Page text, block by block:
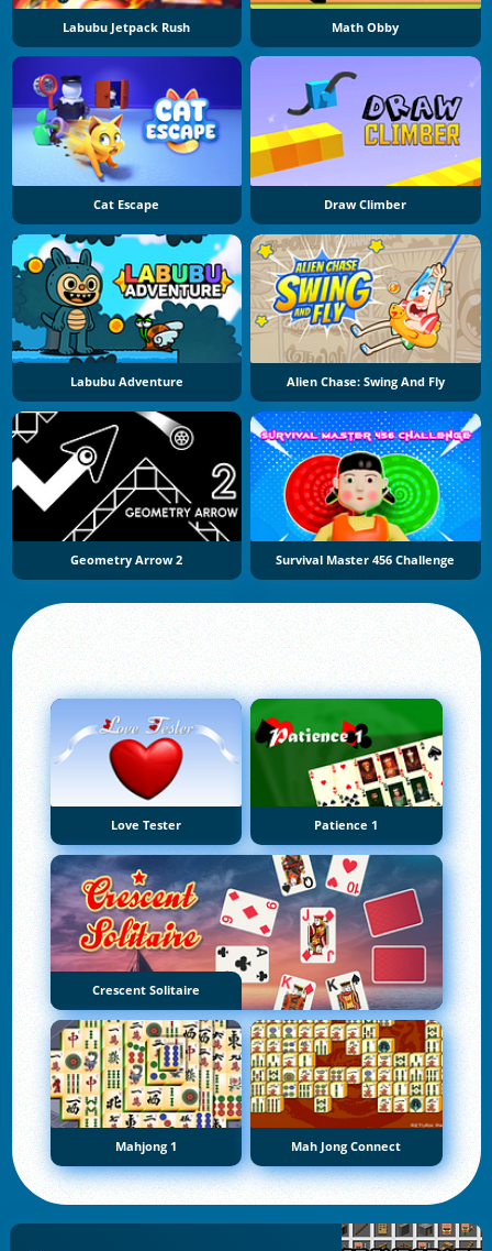
Labubu Jetpack Rush Math Obby
Cat Escape Draw Climber
Labubu Adventure Alien Chase: Swing And Fly
Geometry Arrow 2 Survival Master 456 Challenge
Love Tester Patience 1
Crescent Solitaire
Mahjong 1 Mah Jong Connect